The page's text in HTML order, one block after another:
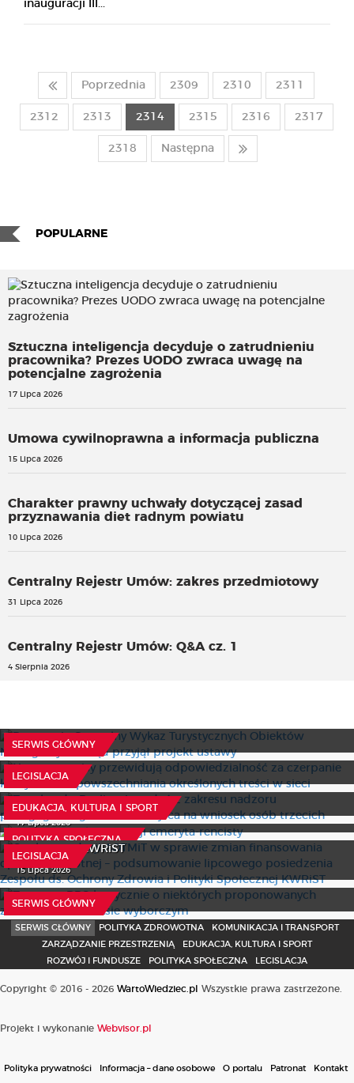
inauguracji III...
Poprzednia 2309 2310 2311
2312 2313 2314 2315 2316 2317
2318 Następna
POPULARNE
Sztuczna inteligencja decyduje o zatrudnieniu
pracownika? Prezes UODO zwraca uwagę na
potencjalne zagrożenia
17 Lipca 2026
Umowa cywilnoprawna a informacja publiczna
15 Lipca 2026
Charakter prawny uchwały dotyczącej zasad
przyznawania diet radnym powiatu
10 Lipca 2026
Centralny Rejestr Umów: zakres przedmiotowy
31 Lipca 2026
Centralny Rejestr Umów: Q&A cz. 1
4 Sierpnia 2026
SERWIS GŁÓWNY
15 Lipca 2026
LEGISLACJA
czerpanie korzyści z rozpowszechniania określonych
21 Lipca 2026
EDUKACJA, KULTURA I SPORT
Z wokandy: Realizacja zadań z zakresu nadzoru
pedagogicznego nie ma miejsca na wniosek osób
11 Lipca 2026
POLITYKA SPOŁECZNA
Nowe wzory legitymacji emeryta-rencisty
17 Lipca 2026
LEGISLACJA
O rekomendacji AOTMiT w sprawie zmian finansowania
opieki zdrowotnej – podsumowanie lipcowego
posiedzenia Zespołu ds. Ochrony Zdrowia i Polityki
Społecznej KWRiST
15 Lipca 2026
SERWIS GŁÓWNY
Zastępca RPO krytycznie o niektórych proponowanych
zmianach w kodeksie wyborczym
30 Lipca 2026
SERWIS GŁÓWNY POLITYKA ZDROWOTNA
KOMUNIKACJA I TRANSPORT
ZARZĄDZANIE PRZESTRZENIĄ
EDUKACJA, KULTURA I SPORT
ROZWÓJ I FUNDUSZE
POLITYKA SPOŁECZNA LEGISLACJA
Copyright © 2016 - 2026 WartoWiedziec.pl Wszystkie prawa zastrzeżone.
Projekt i wykonanie Webvisor.pl
Polityka prywatności Informacja – dane osobowe O portalu Patronat Kontakt